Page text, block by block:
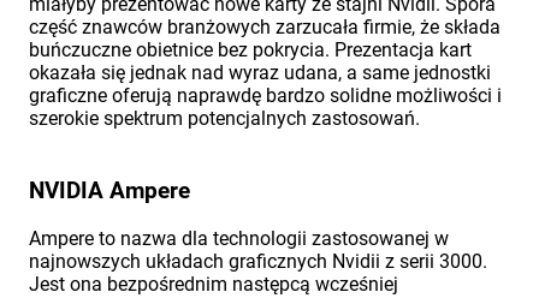
miałyby prezentować nowe karty ze stajni Nvidii. Spora
część znawców branżowych zarzucała firmie, że składa
buńczuczne obietnice bez pokrycia. Prezentacja kart
okazała się jednak nad wyraz udana, a same jednostki
graficzne oferują naprawdę bardzo solidne możliwości i
szerokie spektrum potencjalnych zastosowań.
NVIDIA Ampere
Ampere to nazwa dla technologii zastosowanej w
najnowszych układach graficznych Nvidii z serii 3000.
Jest ona bezpośrednim następcą wcześniej